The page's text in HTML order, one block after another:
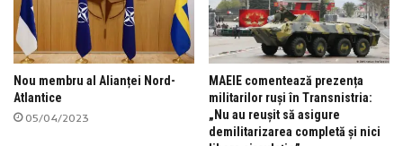
Nou membru al Alianței Nord-
Atlantice
05/04/2023
MAEIE comentează prezența
militarilor ruși în Transnistria:
„Nu au reușit să asigure
demilitarizarea completă și nici